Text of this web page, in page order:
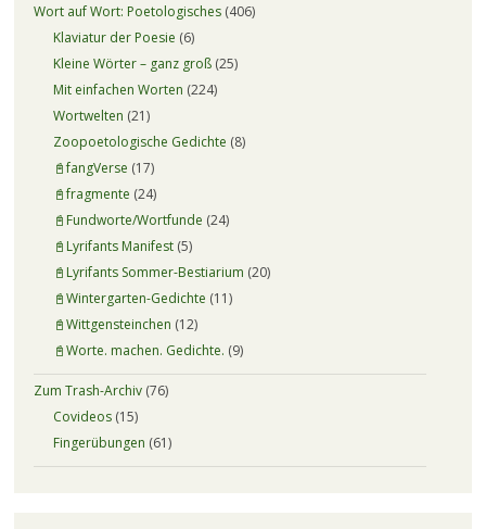
Wort auf Wort: Poetologisches(406)
Klaviatur der Poesie (6)
Kleine Wörter – ganz groß(25)
Mit einfachen Worten (224)
Wortwelten (21)
Zoopoetologische Gedichte (8)
📓fangVerse (17)
📓fragmente (24)
📓Fundworte/Wortfunde (24)
📓Lyrifants Manifest(5)
📓Lyrifants Sommer-Bestiarium (20)
📓Wintergarten-Gedichte (11)
📓Wittgensteinchen (12)
📓Worte. machen. Gedichte. (9)
Zum Trash-Archiv(76)
Covideos(15)
Fingerübungen (61)